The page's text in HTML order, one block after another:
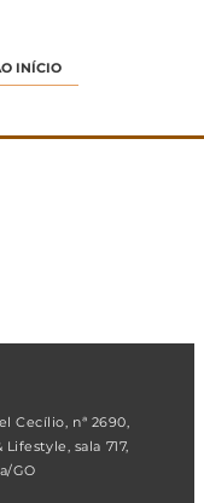
INÍCIO
Cecílio, nª 2690,
sala 717,
GO